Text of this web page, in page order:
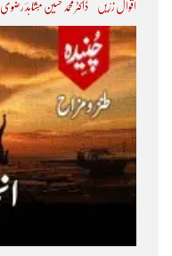
اَقوال زرّیں ڈاکٹر محمد حسین مُشاہدؔ رضوی